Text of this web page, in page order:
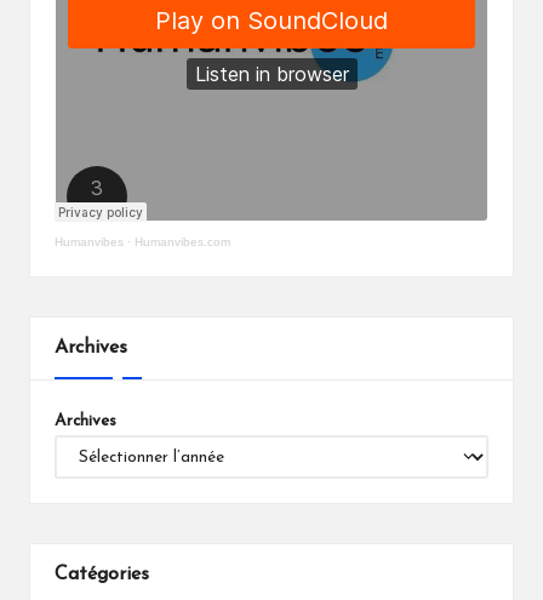
Humanvibes · Humanvibes.com
Archives
Archives
Catégories